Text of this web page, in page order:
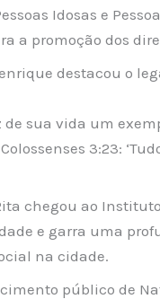
Idosas e
a promoção dos
destacou o
sua vida um
3:23:
chegou ao
e garra uma
na cidade.
público de